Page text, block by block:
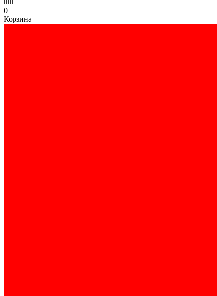
0
Корзина